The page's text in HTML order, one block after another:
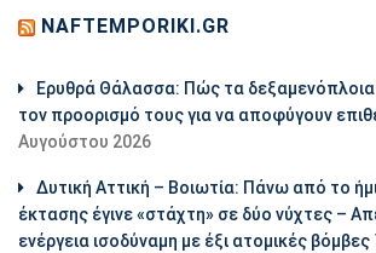
NAFTEMPORIKI.GR
Ερυθρά Θάλασσα: Πώς τα
τον προορισμό τους για να αποφύγουν
Αυγούστου 2026
Δυτική Αττική – Βοιωτία: Πάνω από το
έκτασης έγινε «στάχτη» σε δύο νύχτες –
ενέργεια ισοδύναμη με έξι ατομικές βόμβες